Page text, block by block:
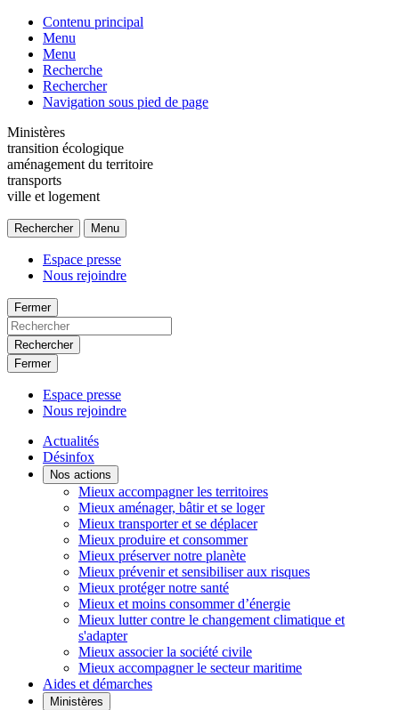
Contenu principal
Menu
Menu
Recherche
Rechercher
Navigation sous pied de page
Ministères
transition écologique
aménagement du territoire
transports
ville et logement
Rechercher Menu
Espace presse
Nous rejoindre
Fermer
Rechercher
Fermer
Espace presse
Nous rejoindre
Actualités
Désinfox
Nos actions
Mieux accompagner les territoires
Mieux aménager, bâtir et se loger
Mieux transporter et se déplacer
Mieux produire et consommer
Mieux préserver notre planète
Mieux prévenir et sensibiliser aux risques
Mieux protéger notre santé
Mieux et moins consommer d’énergie
Mieux lutter contre le changement climatique et
s'adapter
Mieux associer la société civile
Mieux accompagner le secteur maritime
Aides et démarches
Ministères